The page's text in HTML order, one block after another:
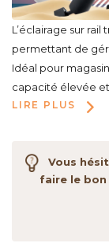
L’éclairage sur
permettant de
Idéal pour
capacité élevée
LIRE PLUS
Vous
faire le